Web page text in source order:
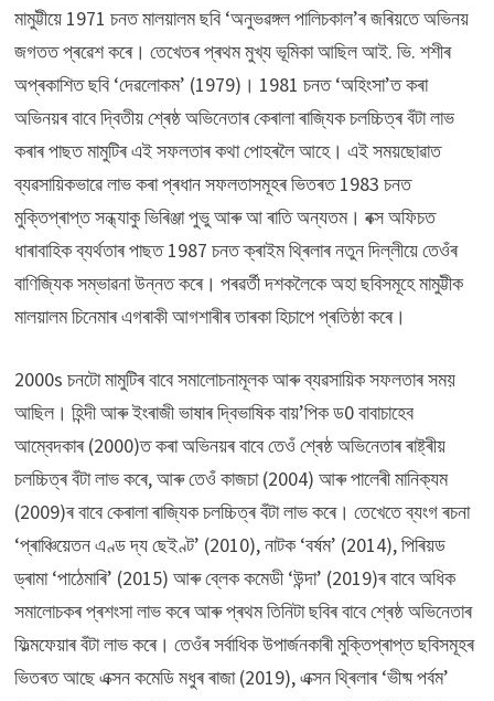
মামুট্টীয়ে 1971 চনত মালয়ালম ছবি ‘অনুভৱঙ্গল পালিচকাল’ৰ জৰিয়তে অভিনয়
জগতত প্ৰৱেশ কৰে। তেখেতৰ প্ৰথম মুখ্য ভূমিকা আছিল আই. ভি. শশীৰ
অপ্ৰকাশিত ছবি ‘দেৱলোকম’ (1979)। 1981 চনত ‘অহিংসা’ত কৰা
অভিনয়ৰ বাবে দ্বিতীয় শ্ৰেষ্ঠ অভিনেতাৰ কেৰালা ৰাজ্যিক চলচ্চিত্ৰ বঁটা লাভ
কৰাৰ পাছত মামুটিৰ এই সফলতাৰ কথা পোহৰলৈ আহে। এই সময়ছোৱাত
ব্যৱসায়িকভাৱে লাভ কৰা প্ৰধান সফলতাসমূহৰ ভিতৰত 1983 চনত
মুক্তিপ্ৰাপ্ত সন্ধ্যাকু ভিৰিঞ্জা পুভু আৰু আ ৰাতি অন্যতম। বক্স অফিচত
ধাৰাবাহিক ব্যৰ্থতাৰ পাছত 1987 চনত ক্ৰাইম থ্ৰিলাৰ নতুন দিল্লীয়ে তেওঁৰ
বাণিজ্যিক সম্ভাৱনা উন্নত কৰে। পৰৱৰ্তী দশকলৈকে অহা ছবিসমূহে মামুট্টীক
মালয়ালম চিনেমাৰ এগৰাকী আগশাৰীৰ তাৰকা হিচাপে প্ৰতিষ্ঠা কৰে।
2000s চনটো মামুটিৰ বাবে সমালোচনামূলক আৰু ব্যৱসায়িক সফলতাৰ সময়
আছিল। হিন্দী আৰু ইংৰাজী ভাষাৰ দ্বিভাষিক বায়’পিক ড0 বাবাচাহেব
আম্বেদকাৰ (2000)ত কৰা অভিনয়ৰ বাবে তেওঁ শ্ৰেষ্ঠ অভিনেতাৰ ৰাষ্ট্ৰীয়
চলচ্চিত্ৰ বঁটা লাভ কৰে, আৰু তেওঁ কাজচা (2004) আৰু পালেৰী মানিক্যম
(2009)ৰ বাবে কেৰালা ৰাজ্যিক চলচ্চিত্ৰ বঁটা লাভ কৰে। তেখেতে ব্যংগ ৰচনা
‘প্ৰাঞ্চিয়েতন এণ্ড দ্য ছেইণ্ট’ (2010), নাটক ‘বৰ্ষম’ (2014), পিৰিয়ড
ড্ৰামা ‘পাঠেমাৰি’ (2015) আৰু ব্লেক কমেডী ‘উন্দা’ (2019)ৰ বাবে অধিক
সমালোচকৰ প্ৰশংসা লাভ কৰে আৰু প্ৰথম তিনিটা ছবিৰ বাবে শ্ৰেষ্ঠ অভিনেতাৰ
ফিল্মফেয়াৰ বঁটা লাভ কৰে। তেওঁৰ সৰ্বাধিক উপাৰ্জনকাৰী মুক্তিপ্ৰাপ্ত ছবিসমূহৰ
ভিতৰত আছে এক্সন কমেডি মধুৰ ৰাজা (2019), এক্সন থ্ৰিলাৰ ‘ভীষ্ম পৰ্বম’